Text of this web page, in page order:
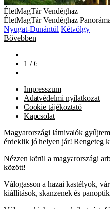
ÉletMagTár Vendégház
ÉletMagTár Vendégház
Nyugat-Dunántúl Kétvölgy
Bővebben
1 / 6
Impresszum
Adatvédelmi nyilatkozat
Cookie tájékoztató
Kapcsolat
Magyarországi látnivalók
érdeklik jó helyen jár! Rengeteg
Nézzen körül a magyarországi
között!
Válogasson a hazai kastélyok,
kiállítások, skanzenek és